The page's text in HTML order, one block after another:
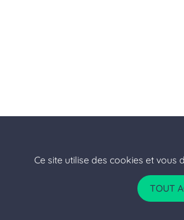
Ce site utilise des cookies et
TOUT